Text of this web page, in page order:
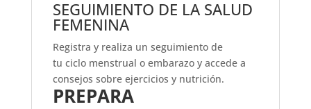
SEGUIMIENTO DE LA SALUD
FEMENINA
Registra y realiza un seguimiento de
tu ciclo menstrual o embarazo y accede a
consejos sobre ejercicios y nutrición.
PREPARA